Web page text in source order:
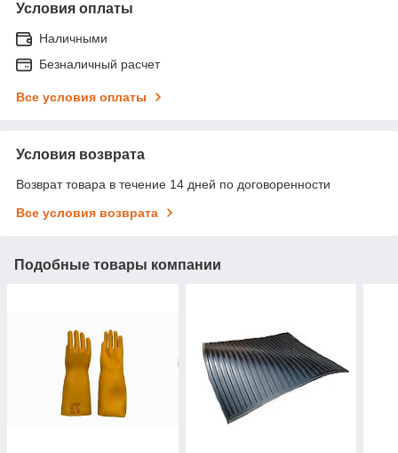
Условия оплаты
Наличными
Безналичный расчет
Все условия оплаты
Условия возврата
Возврат товара в течение 14 дней по договоренности
Все условия возврата
Подобные товары компании